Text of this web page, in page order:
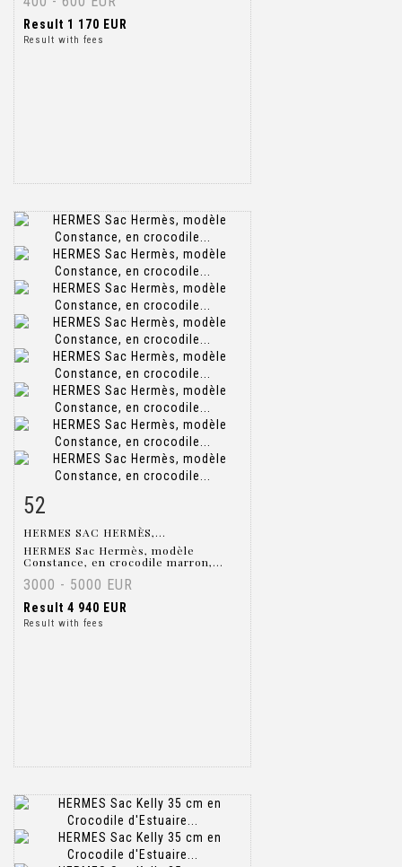
Result 1 170 EUR
Result with fees
52
HERMES SAC HERMÈS,...
HERMES Sac Hermès, modèle
Constance, en crocodile marron,...
3000 - 5000 EUR
Result 4 940 EUR
Result with fees